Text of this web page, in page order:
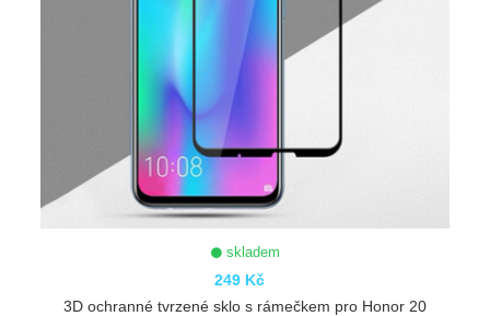
skladem
249 Kč
3D ochranné tvrzené sklo s rámečkem pro Honor 20